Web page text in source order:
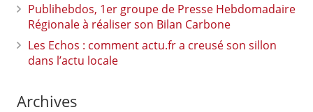
Publihebdos, 1er groupe de Presse Hebdomadaire
Régionale à réaliser son Bilan Carbone
Les Echos : comment actu.fr a creusé son sillon
dans l’actu locale
Archives